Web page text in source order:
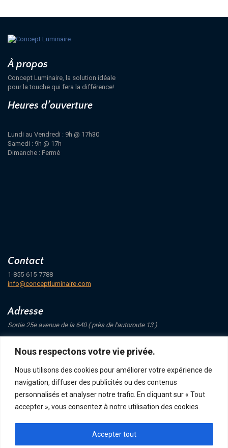
Nous respectons votre vie privée.
Nous utilisons des cookies pour améliorer votre expérience de
navigation, diffuser des publicités ou des contenus
personnalisés et analyser notre trafic. En cliquant sur « Tout
accepter », vous consentez à notre utilisation des cookies.
Accepter tout
À propos
Concept Luminaire, la solution idéale
pour la touche qui fera la différence!
Heures d’ouverture
Lundi au Vendredi : 9h @ 17h30
Samedi : 9h @ 17h
Dimanche : Fermé
Contact
1-855-615-7788
info@conceptluminaire.com
Adresse
Sortie 25e avenue de la 640 ( près de l'autoroute 13 )
Saint-Eustache
Suivez-nous
POLITIQUE DE CONFIDENTIALITÉ